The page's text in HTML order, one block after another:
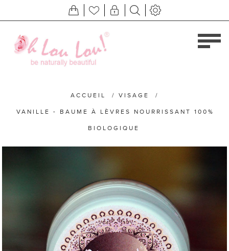
ACCUEIL / VISAGE /
VANILLE - BAUME À LÈVRES NOURRISSANT 100%
BIOLOGIQUE